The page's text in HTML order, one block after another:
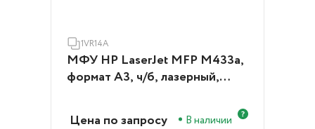
1VR14A
МФУ HP LaserJet MFP M433a,
формат А3, ч/б, лазерный,
Цена по запросу
В наличии